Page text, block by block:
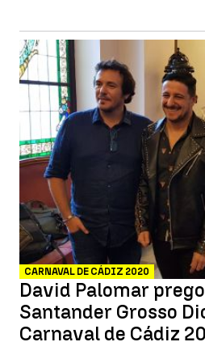
CARNAVAL DE CÁDIZ 2020
David Palomar
Santander Grosso
Carnaval de Cádiz